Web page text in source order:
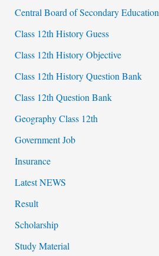
Central Board of Secondary Education
Class 12th History Guess
Class 12th History Objective
Class 12th History Question Bank
Class 12th Question Bank
Geography Class 12th
Government Job
Insurance
Latest NEWS
Result
Scholarship
Study Material